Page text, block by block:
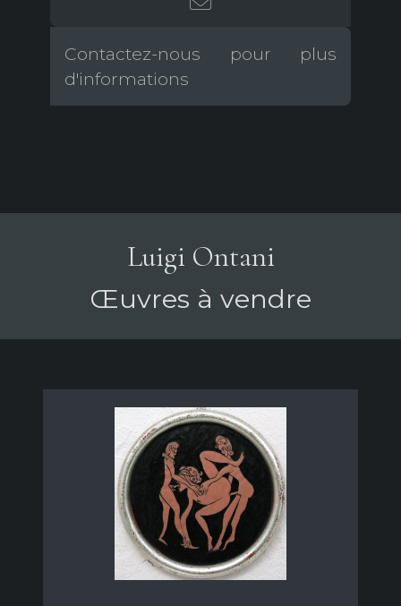
Contactez-nous pour plus
d'informations
Luigi Ontani
Œuvres à vendre